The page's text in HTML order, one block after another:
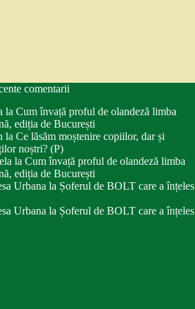
comentarii
la Cum învață proful de olandeză limba
ediția de București
la Ce lăsăm moștenire copiilor, dar și
noștri? (P)
la Cum învață proful de olandeză limba
ediția de București
Urbana la Șoferul de BOLT care a înțeles
Urbana la Șoferul de BOLT care a înțeles